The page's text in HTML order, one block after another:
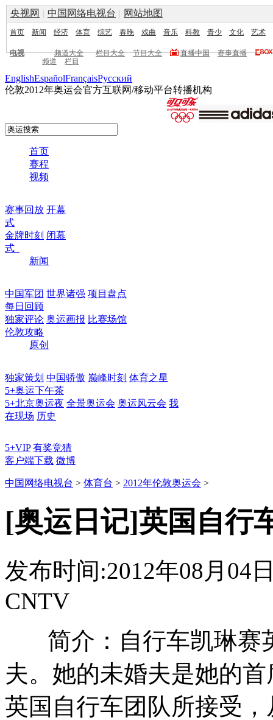
央视网 | 中国网络电视台 | 网站地图
首页 新闻 经济 体育 综艺 春晚 戏曲 音乐 科教 青少 文化 艺术
电视 频道大全 栏目大全 节目大全 直播中国
赛事直播
频道
栏目
EnglishEspañolFrançaisPусский
伦敦2012年奥运会官方互联网/移动平台转播机构
首页
赛程
视频
赛事回放 开幕
式
金牌时刻 闭幕
式
新闻
中国军团 世界诸强 项目盘点
每日回顾
独家评论 奥运画报 比赛场馆
伦敦攻略
原创
独家策划 中国骄傲 巅峰时刻 体育之星
5+奥运下午茶
5+北京奥运夜 全景奥运会 奥运风云会 我
在现场 历史
5+VIP 有奖竞猜
客户端下载 微博
中国网络电视台 > 体育台 > 2012年伦敦奥运会 >
[奥运日记]英国自行
发布时间:2012年08月04
CNTV
简介：自行车凯琳赛
夫。她的未婚夫是她的
英国自行车团队所接受